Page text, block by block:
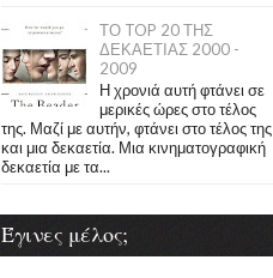
ΤΟ TOP 20 ΤΗΣ
ΔΕΚΑΕΤΙΑΣ 2000 -
2009
Η χρονιά αυτή φτάνει σε
μερικές ώρες στο τέλος
της. Μαζί με αυτήν, φτάνει στο τέλος της
και μια δεκαετία. Μια κινηματογραφική
δεκαετία με τα...
Έγινες μέλος;